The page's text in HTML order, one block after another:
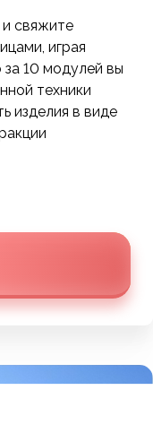
свяжите
играя
10 модулей вы
техники
изделия в виде